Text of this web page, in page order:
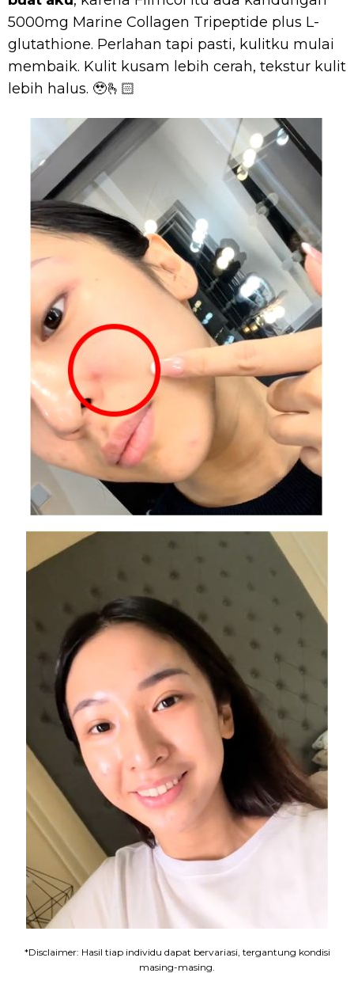
5000mg Marine Collagen Tripeptide plus L-
glutathione. Perlahan tapi pasti, kulitku mulai
membaik. Kulit kusam lebih cerah, tekstur kulit
lebih halus. 🥹🫰🏻
*Disclaimer: Hasil tiap individu dapat bervariasi, tergantung kondisi
masing-masing.